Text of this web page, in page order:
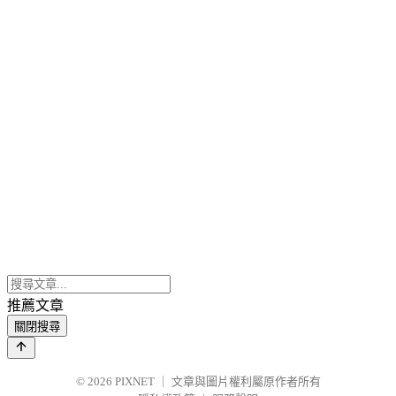
推薦文章
關閉搜尋
© 2026 PIXNET
文章與圖片權利屬原作者所有